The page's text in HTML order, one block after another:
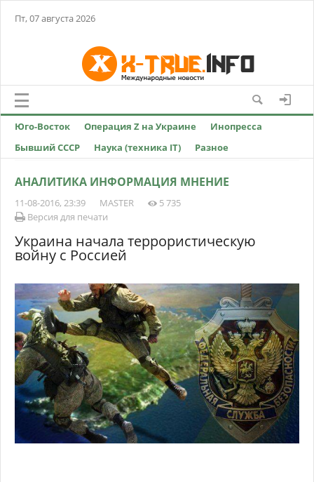
Пт, 07 августа 2026
Юго-Восток Операция Z на Украине
Инопресса
Бывший СССР
Наука (техника IT) Разное
АНАЛИТИКА ИНФОРМАЦИЯ МНЕНИЕ
11-08-2016, 23:39 MASTER
5 735
Версия для печати
Украина начала террористическую
войну с Россией